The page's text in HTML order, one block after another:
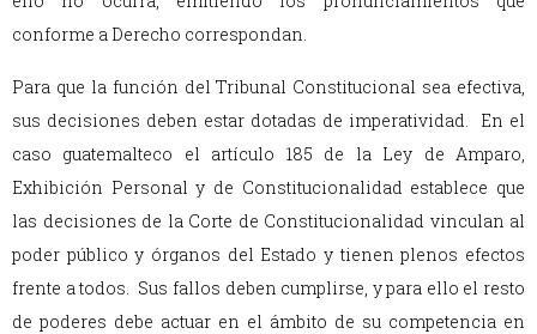
conforme a Derecho correspondan.
Para que la función del Tribunal Constitucional sea efectiva,
sus decisiones deben estar dotadas de imperatividad. En el
caso guatemalteco el artículo 185 de la Ley de Amparo,
Exhibición Personal y de Constitucionalidad establece que
las decisiones de la Corte de Constitucionalidad vinculan al
poder público y órganos del Estado y tienen plenos efectos
frente a todos. Sus fallos deben cumplirse, y para ello el resto
de poderes debe actuar en el ámbito de su competencia en